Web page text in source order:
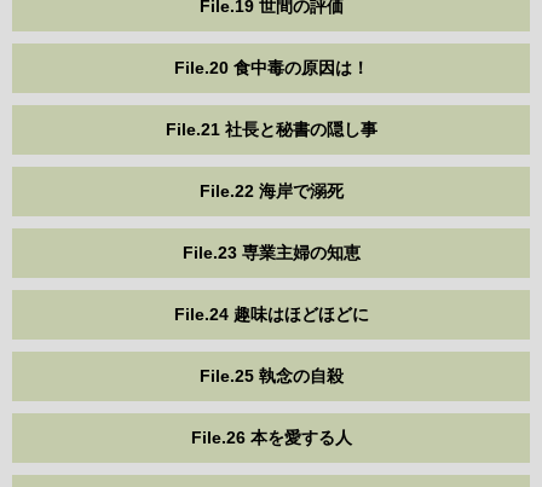
File.19 世間の評価
File.20 食中毒の原因は！
File.21 社長と秘書の隠し事
File.22 海岸で溺死
File.23 専業主婦の知恵
File.24 趣味はほどほどに
File.25 執念の自殺
File.26 本を愛する人